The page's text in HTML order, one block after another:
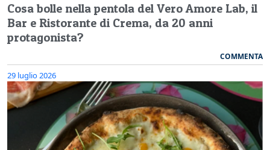
Cosa bolle nella pentola del Vero Amore Lab, il
Bar e Ristorante di Crema, da 20 anni
protagonista?
COMMENTA
29 luglio 2026